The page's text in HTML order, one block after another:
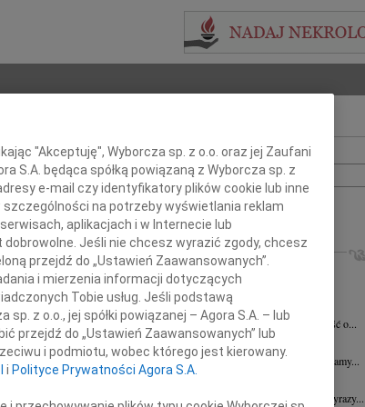
Imię i nazwisko lub numer ogłoszenia:
+ szukanie zaawansowane
INNE NEKROLOGI
16.07.2026Płock
Wyrazy głębokiego współczucia dla Pani...
Cezary Fijałkowski 03.07.2026
Z głębokim smutkiem przyjęliśmy wiadomość o...
29.06.2026
Płock
Naszej Koleżance Julicie Kalinowskiej składamy...
19.06.2026
Naszej Koleżance Wioletcie Czajkowskiej wyrazy...
"Akceptuję", Wyborcza sp. z o.o. oraz jej Zaufani
S.A. będąca spółką powiązaną z Wyborcza sp. z
e-mail czy identyfikatory plików cookie lub inne
na potrzeby wyświetlania reklam
aplikacjach i w Internecie lub
Jeśli nie chcesz wyrazić zgody, chcesz
przejdź do „Ustawień Zaawansowanych”.
i mierzenia informacji dotyczących
Tobie usług. Jeśli podstawą
z o.o., jej spółki powiązanej – Agora S.A. – lub
przejdź do „Ustawień Zaawansowanych” lub
i podmiotu, wobec którego jest kierowany.
i Polityce Prywatności Agora S.A.